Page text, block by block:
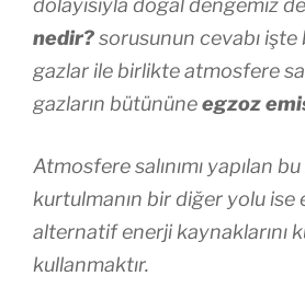
dolayısıyla doğal dengemiz
nedir?sorusunun cevabı işte
gazlar ile birlikte atmosfere
gazların bütününeegzoz
Atmosfere salınımı yapılan
kurtulmanın bir diğer yolu ise
alternatif enerji kaynaklarını
kullanmaktır.